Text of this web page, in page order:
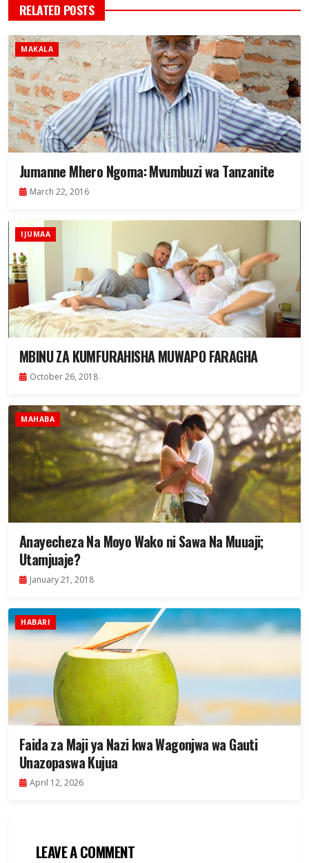
RELATED POSTS
MAKALA
Jumanne Mhero Ngoma: Mvumbuzi wa Tanzanite
March 22, 2016
IJUMAA
MBINU ZA KUMFURAHISHA MUWAPO FARAGHA
October 26, 2018
MAHABA
Anayecheza Na Moyo Wako ni Sawa Na Muuaji;
Utamjuaje?
January 21, 2018
HABARI
Faida za Maji ya Nazi kwa Wagonjwa wa Gauti
Unazopaswa Kujua
April 12, 2026
LEAVE A COMMENT